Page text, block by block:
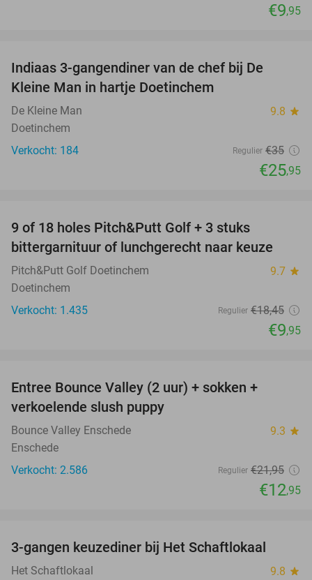
€9,95
Indiaas 3-gangendiner van de chef bij De
Kleine Man in hartje Doetinchem
De Kleine Man 9.8 star
Doetinchem
Verkocht: 184
Regulier €35
€25,95
9 of 18 holes Pitch&Putt Golf + 3 stuks
bittergarnituur of lunchgerecht naar keuze
Pitch&Putt Golf Doetinchem 9.7 star
Doetinchem
Verkocht: 1.435
Regulier €18,45
€9,95
Entree Bounce Valley (2 uur) + sokken +
verkoelende slush puppy
Bounce Valley Enschede 9.3 star
Enschede
Verkocht: 2.586
Regulier €21,95
€12,95
3-gangen keuzediner bij Het Schaftlokaal
Het Schaftlokaal 9.8 star